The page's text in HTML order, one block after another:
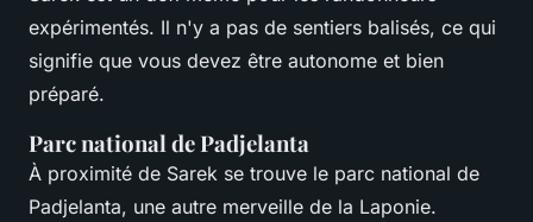
expérimentés. Il n'y a pas de sentiers balisés, ce qui
signifie que vous devez être autonome et bien
préparé.
Parc national de Padjelanta
À proximité de Sarek se trouve le parc national de
Padjelanta, une autre merveille de la Laponie.